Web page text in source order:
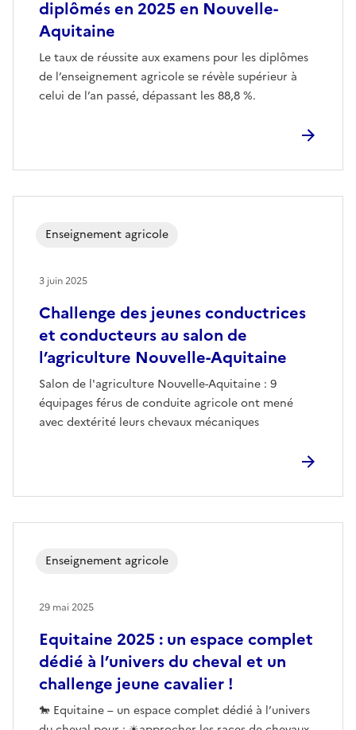
diplômés en 2025 en Nouvelle-
Aquitaine
Le taux de réussite aux examens pour les diplômes
de l’enseignement agricole se révèle supérieur à
celui de l’an passé, dépassant les 88,8 %.
Challenge des jeunes conductrices
et conducteurs au salon de
l’agriculture Nouvelle-Aquitaine
Salon de l'agriculture Nouvelle-Aquitaine : 9
équipages férus de conduite agricole ont mené
avec dextérité leurs chevaux mécaniques
Enseignement agricole
3 juin 2025
Equitaine 2025 : un espace complet
dédié à l’univers du cheval et un
challenge jeune cavalier !
🐎 Equitaine – un espace complet dédié à l’univers
Enseignement agricole
29 mai 2025